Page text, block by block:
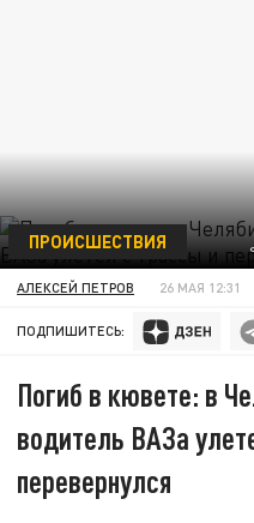
ПРОИСШЕСТВИЯ
АЛЕКСЕЙ ПЕТРОВ 26 МАЯ 12:31
ПОДПИШИТЕСЬ:
Погиб в кювете: в
водитель ВАЗа
перевернулся